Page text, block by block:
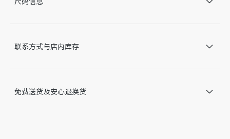
联系方式与店内库存
免费送货及安心退换货